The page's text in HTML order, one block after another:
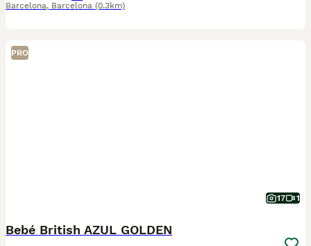
Barcelona, Barcelona (0.3km)
PRO
17 1
Bebé British AZUL GOLDEN